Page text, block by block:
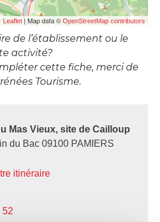
Leaflet | Map data © OpenStreetMap contributors
de l’établissement ou le
activité?
cette fiche, merci de
Tourisme.
Mas Vieux, site de Cailloup
du Bac 09100 PAMIERS
itinéraire
52